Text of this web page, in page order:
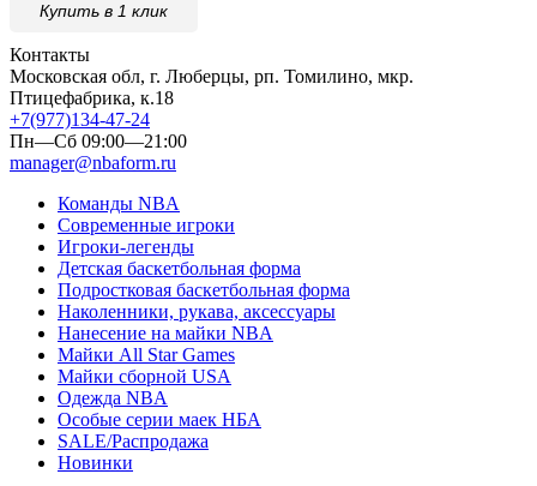
Купить в 1 клик
Контакты
Московская обл, г. Люберцы, рп. Томилино, мкр.
Птицефабрика, к.18
+7(977)134-47-24
Пн—Сб 09:00—21:00
manager@nbaform.ru
Команды NBA
Современные игроки
Игроки-легенды
Детская баскетбольная форма
Подростковая баскетбольная форма
Наколенники, рукава, аксессуары
Нанесение на майки NBA
Майки All Star Games
Майки сборной USA
Одежда NBA
Особые серии маек НБА
SALE/Распродажа
Новинки